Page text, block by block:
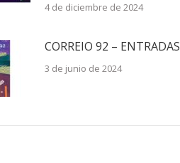
4 de diciembre de 2024
CORREIO 92 – ENTRADAS
3 de junio de 2024